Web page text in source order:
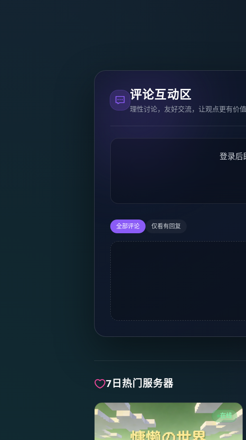
评论互动区
理性讨论，友好交流，让观点更有价值
登录后
全部评论 仅看有回复
7日热门服务器
在线